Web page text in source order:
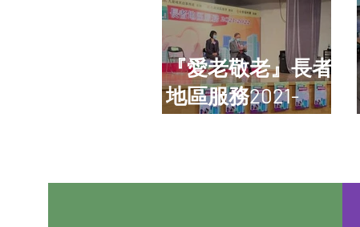
『愛老敬老』長者
地區服務2021-